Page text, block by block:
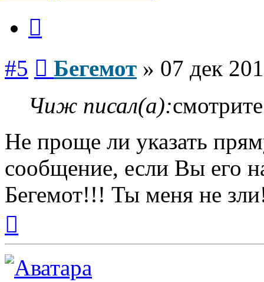
#5 Бегемот » 07 дек
Чиж писал(а):
Не проще ли указать
сообщение, если Вы его
Бегемот!!! Ты меня не
началу